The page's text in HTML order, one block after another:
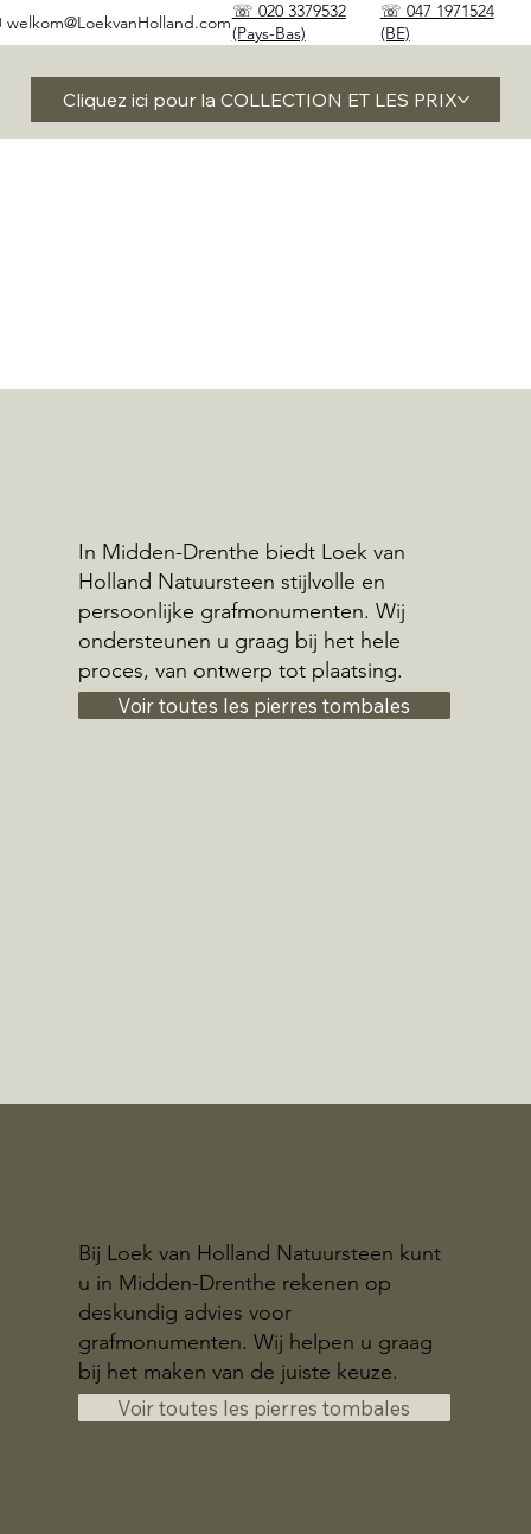
☏ 020 3379532
(Pays-Bas)
☏ 047 1971524
(BE)
welkom@LoekvanHolland.com
Cliquez ici pour la COLLECTION ET LES PRIX
In Midden-Drenthe biedt Loek van
Holland Natuursteen stijlvolle en
persoonlijke grafmonumenten. Wij
ondersteunen u graag bij het hele
proces, van ontwerp tot plaatsing.
Voir toutes les pierres tombales
Bij Loek van Holland Natuursteen kunt
u in Midden-Drenthe rekenen op
deskundig advies voor
grafmonumenten. Wij helpen u graag
bij het maken van de juiste keuze.
Voir toutes les pierres tombales